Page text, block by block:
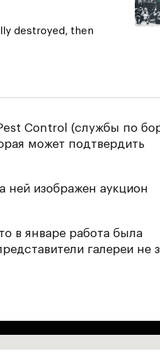
destroyed, then
Control (службы по
может подтвердить
ней изображен аукцион
в январе работа была
галереи не